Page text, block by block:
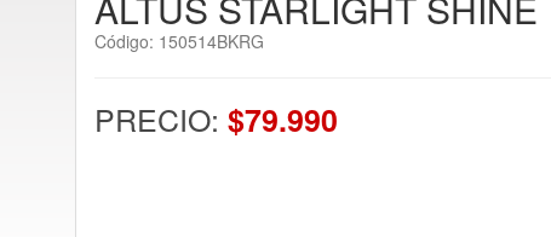
Código: 150514BKRG
PRECIO: $79.990